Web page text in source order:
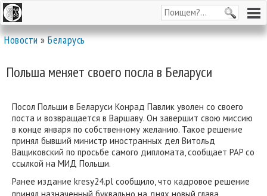
Новости»Беларусь
Польша меняет своего посла в Беларуси
Посол Польши в Беларуси Конрад Павлик уволен со своего
поста и возвращается в Варшаву. Он завершит свою миссию
в конце января по собственному желанию. Такое решение
принял бывший министр иностранных дел Витольд
Ващиковский по просьбе самого дипломата, сообщает PAP со
ссылкой на МИД Польши.
Ранее издание kresy24.pl сообщило, что кадровое решение